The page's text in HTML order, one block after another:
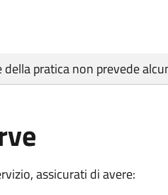
della pratica non prevede
assicurati di avere: